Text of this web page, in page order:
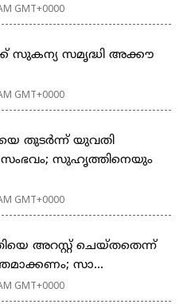
GMT+0000
സു​ക​ന്യ സ​മൃ​ദ്ധി അ​ക്കൗ​
GMT+0000
തുടര്‍ന്ന് യുവതി
സംഭവം; സുഹൃത്തിനെയും
GMT+0000
അറസ്റ്റ് ചെയ്തതെന്ന്
സാ...
GMT+0000